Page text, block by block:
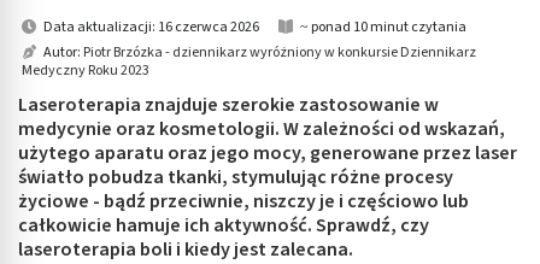
submenu: Higiena
submenu: Sprzęt medyczny
submenu: Intymne
submenu: Wellness
Data aktualizacji: 16 czerwca 2026
~ ponad 10 minut czytania
Autor: Piotr Brzózka - dziennikarz wyróżniony w konkursie Dziennikarz
Medyczny Roku 2023
Laseroterapia znajduje szerokie zastosowanie w
medycynie oraz kosmetologii. W zależności od wskazań,
użytego aparatu oraz jego mocy, generowane przez laser
światło pobudza tkanki, stymulując różne procesy
życiowe - bądź przeciwnie, niszczy je i częściowo lub
całkowicie hamuje ich aktywność. Sprawdź, czy
laseroterapia boli i kiedy jest zalecana.